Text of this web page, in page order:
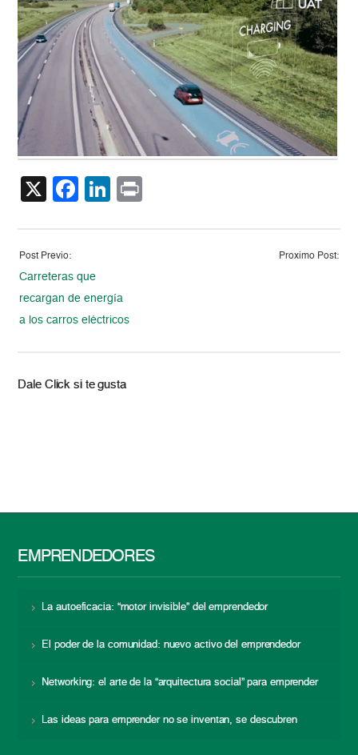
X Facebook
LinkedIn
Post Previo:
Carreteras que
recargan de energía
a los carros eléctricos
Proximo Post:
Dale Click si te gusta
EMPRENDEDORES
La autoeficacia: “motor invisible” del emprendedor
El poder de la comunidad: nuevo activo del emprendedor
Networking: el arte de la “arquitectura social” para emprender
Las ideas para emprender no se inventan, se descubren